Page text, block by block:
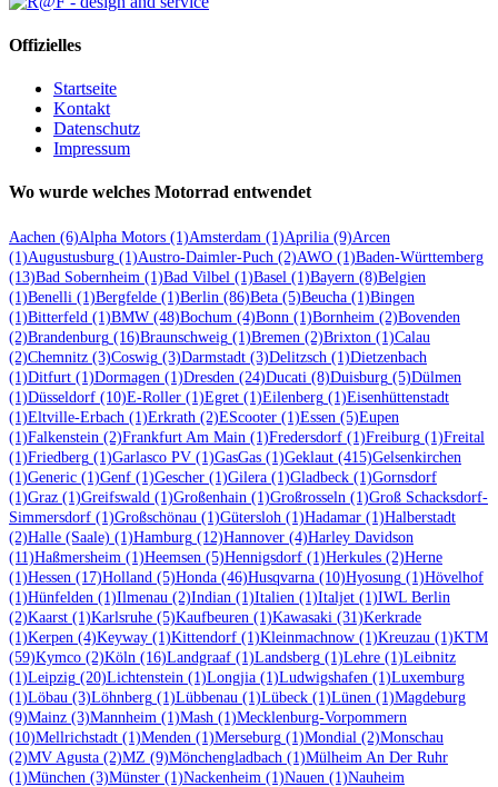
Offizielles
Startseite
Kontakt
Datenschutz
Impressum
Wo wurde welches Motorrad entwendet
Aachen (6)Alpha Motors (1)Amsterdam (1)Aprilia (9)Arcen
(1)Augustusburg (1)Austro-Daimler-Puch (2)AWO (1)Baden-Württemberg
(13)Bad Sobernheim (1)Bad Vilbel (1)Basel (1)Bayern (8)Belgien
(1)Benelli (1)Bergfelde (1)Berlin (86)Beta (5)Beucha (1)Bingen
(1)Bitterfeld (1)BMW (48)Bochum (4)Bonn (1)Bornheim (2)Bovenden
(2)Brandenburg (16)Braunschweig (1)Bremen (2)Brixton (1)Calau
(2)Chemnitz (3)Coswig (3)Darmstadt (3)Delitzsch (1)Dietzenbach
(1)Ditfurt (1)Dormagen (1)Dresden (24)Ducati (8)Duisburg (5)Dülmen
(1)Düsseldorf (10)E-Roller (1)Egret (1)Eilenberg (1)Eisenhüttenstadt
(1)Eltville-Erbach (1)Erkrath (2)EScooter (1)Essen (5)Eupen
(1)Falkenstein (2)Frankfurt Am Main (1)Fredersdorf (1)Freiburg (1)Freital
(1)Friedberg (1)Garlasco PV (1)GasGas (1)Geklaut (415)Gelsenkirchen
(1)Generic (1)Genf (1)Gescher (1)Gilera (1)Gladbeck (1)Gornsdorf
(1)Graz (1)Greifswald (1)Großenhain (1)Großrosseln (1)Groß Schacksdorf-
Simmersdorf (1)Großschönau (1)Gütersloh (1)Hadamar (1)Halberstadt
(2)Halle (Saale) (1)Hamburg (12)Hannover (4)Harley Davidson
(11)Haßmersheim (1)Heemsen (5)Hennigsdorf (1)Herkules (2)Herne
(1)Hessen (17)Holland (5)Honda (46)Husqvarna (10)Hyosung (1)Hövelhof
(1)Hünfelden (1)Ilmenau (2)Indian (1)Italien (1)Italjet (1)IWL Berlin
(2)Kaarst (1)Karlsruhe (5)Kaufbeuren (1)Kawasaki (31)Kerkrade
(1)Kerpen (4)Keyway (1)Kittendorf (1)Kleinmachnow (1)Kreuzau (1)KTM
(59)Kymco (2)Köln (16)Landgraaf (1)Landsberg (1)Lehre (1)Leibnitz
(1)Leipzig (20)Lichtenstein (1)Longjia (1)Ludwigshafen (1)Luxemburg
(1)Löbau (3)Löhnberg (1)Lübbenau (1)Lübeck (1)Lünen (1)Magdeburg
(9)Mainz (3)Mannheim (1)Mash (1)Mecklenburg-Vorpommern
(10)Mellrichstadt (1)Menden (1)Merseburg (1)Mondial (2)Monschau
(2)MV Agusta (2)MZ (9)Mönchengladbach (1)Mülheim An Der Ruhr
(1)München (3)Münster (1)Nackenheim (1)Nauen (1)Nauheim